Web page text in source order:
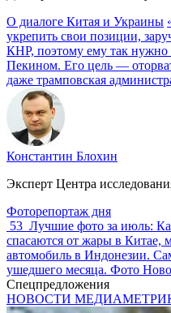
О диалоге Китая и Украины
укрепить свои позиции,
КНР, поэтому ему так
Пекином. Его цель —
даже трамповская
Константин Блохин
Эксперт Центра
Фоторепортаж дня
53 Лучшие фото за июль:
спасаются от жары в
автомобиль в Индонезии.
ушедшего месяца. Фото
Спецпредложения
НОВОСТИ